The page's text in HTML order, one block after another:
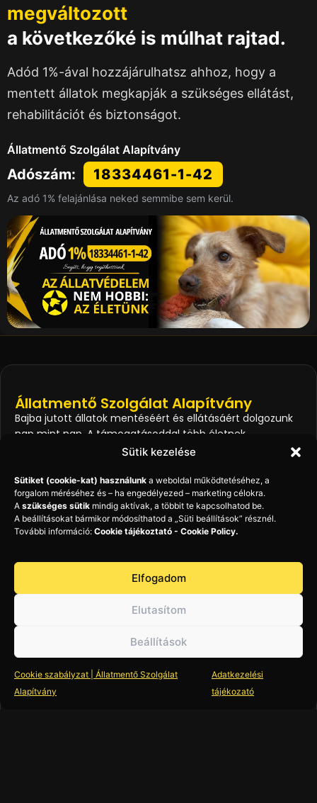
Sütik kezelése
Sütiket (cookie-kat) használunk a weboldal működtetéséhez, a
forgalom méréséhez és – ha engedélyezed – marketing célokra.
A szükséges sütik mindig aktívak, a többit te kapcsolhatod be.
A beállításokat bármikor módosíthatod a „Süti beállítások” résznél.
További információ: Cookie tájékoztató - Cookie Policy.
Elfogadom
Elutasítom
Beállítások
Cookie szabályzat | Állatmentő Szolgálat
Alapítvány
Adatkezelési
tájékozató
megváltozott
a következőké is múlhat rajtad.
Adód 1%-ával hozzájárulhatsz ahhoz, hogy a
mentett állatok megkapják a szükséges ellátást,
rehabilitációt és biztonságot.
Állatmentő Szolgálat Alapítvány
Adószám: 18334461-1-42
Az adó 1% felajánlása neked semmibe sem kerül.
Állatmentő Szolgálat Alapítvány
Bajba jutott állatok mentéséért és ellátásáért dolgozunk
nap mint nap. A támogatásoddal több életnek
Elérhetőségeink
Ismerj meg minket!
Facebook
E-mail
Támogass minket!
szolgÁLLATában!